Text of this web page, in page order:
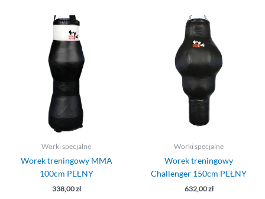
Worki specjalne
Worek treningowy MMA
100cm PEŁNY
338,00zł
Worki specjalne
Worek treningowy
Challenger 150cm PEŁNY
632,00zł